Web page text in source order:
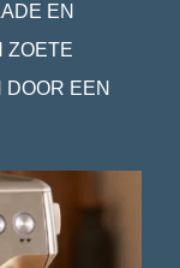
EN
ZOETE
DOOR EEN